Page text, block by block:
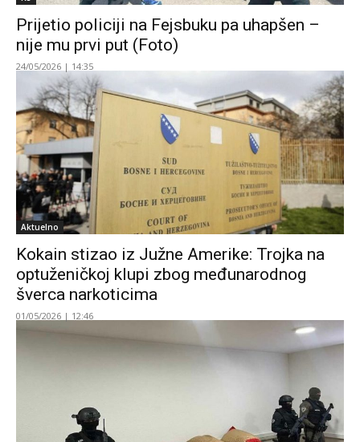
Prijetio policiji na Fejsbuku pa uhapšen –
nije mu prvi put (Foto)
24/05/2026 | 14:35
Aktuelno
Kokain stizao iz Južne Amerike: Trojka na
optuženičkoj klupi zbog međunarodnog
šverca narkoticima
01/05/2026 | 12:46